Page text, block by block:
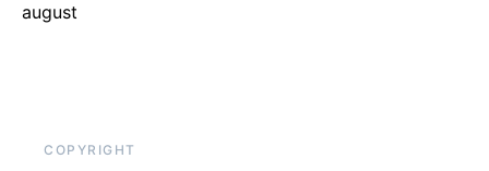
august
COPYRIGHT